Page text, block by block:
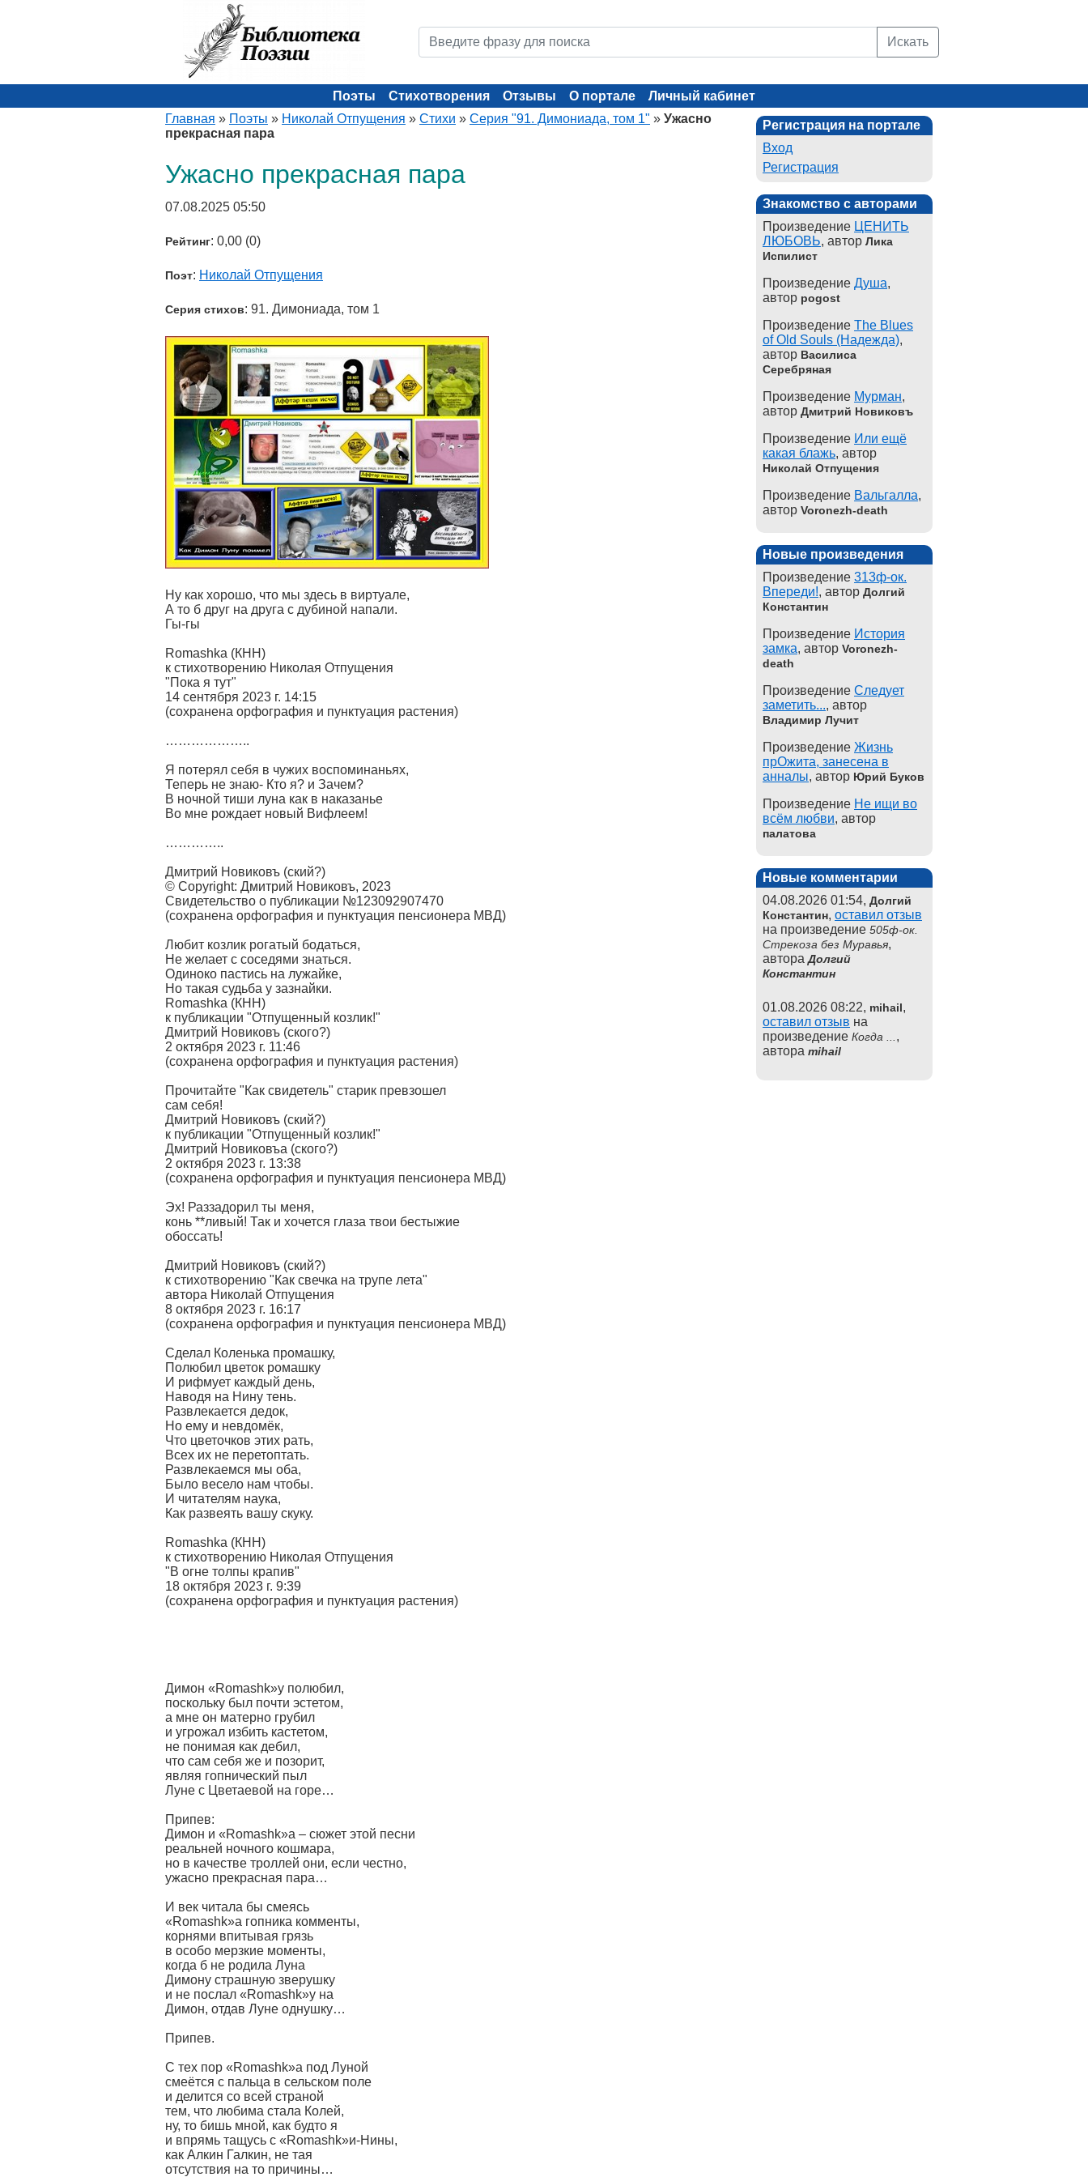
Искать
Поэты Стихотворения Отзывы О портале
Личный кабинет
Главная » Поэты » Николай Отпущения » Стихи » Серия "91. Димониада, том 1" » Ужасно
прекрасная пара
Ужасно прекрасная пара
07.08.2025 05:50
Рейтинг: 0,00 (0)
Поэт: Николай Отпущения
Серия стихов: 91. Димониада, том 1
Ну как хорошо, что мы здесь в виртуале,
А то б друг на друга с дубиной напали.
Гы-гы
Romashka (КНН)
к стихотворению Николая Отпущения
"Пока я тут"
14 сентября 2023 г. 14:15
(сохранена орфография и пунктуация растения)
………………..
Я потерял себя в чужих воспоминаньях,
Теперь не знаю- Кто я? и Зачем?
В ночной тиши луна как в наказанье
Во мне рождает новый Вифлеем!
…………..
Дмитрий Новиковъ (ский?)
© Copyright: Дмитрий Новиковъ, 2023
Свидетельство о публикации №123092907470
(сохранена орфография и пунктуация пенсионера МВД)
Любит козлик рогатый бодаться,
Не желает с соседями знаться.
Одиноко пастись на лужайке,
Но такая судьба у зазнайки.
Romashka (КНН)
к публикации "Отпущенный козлик!"
Дмитрий Новиковъ (ского?)
2 октября 2023 г. 11:46
(сохранена орфография и пунктуация растения)
Прочитайте "Как свидетель" старик превзошел
сам себя!
Дмитрий Новиковъ (ский?)
к публикации "Отпущенный козлик!"
Дмитрий Новиковъа (ского?)
2 октября 2023 г. 13:38
(сохранена орфография и пунктуация пенсионера МВД)
Эх! Раззадорил ты меня,
конь **ливый! Так и хочется глаза твои бестыжие
обоссать!
Дмитрий Новиковъ (ский?)
к стихотворению "Как свечка на трупе лета"
автора Николай Отпущения
8 октября 2023 г. 16:17
(сохранена орфография и пунктуация пенсионера МВД)
Сделал Коленька промашку,
Полюбил цветок ромашку
И рифмует каждый день,
Наводя на Нину тень.
Развлекается дедок,
Но ему и невдомёк,
Что цветочков этих рать,
Всех их не перетоптать.
Развлекаемся мы оба,
Было весело нам чтобы.
И читателям наука,
Как развеять вашу скуку.
Romashka (КНН)
к стихотворению Николая Отпущения
"В огне толпы крапив"
18 октября 2023 г. 9:39
(сохранена орфография и пунктуация растения)
Димон «Romashk»у полюбил,
поскольку был почти эстетом,
а мне он матерно грубил
и угрожал избить кастетом,
не понимая как дебил,
что сам себя же и позорит,
являя гопнический пыл
Луне с Цветаевой на горе…
Припев:
Димон и «Romashk»а – сюжет этой песни
реальней ночного кошмара,
но в качестве троллей они, если честно,
ужасно прекрасная пара…
И век читала бы смеясь
«Romashk»а гопника комменты,
корнями впитывая грязь
в особо мерзкие моменты,
когда б не родила Луна
Димону страшную зверушку
и не послал «Romashk»у на
Димон, отдав Луне однушку…
Припев.
С тех пор «Romashk»а под Луной
смеётся с пальца в сельском поле
и делится со всей страной
тем, что любима стала Колей,
ну, то бишь мной, как будто я
и впрямь тащусь с «Romashk»и-Нины,
как Алкин Галкин, не тая
отсутствия на то причины…
Регистрация на портале
Вход
Регистрация
Знакомство с авторами
Произведение ЦЕНИТЬ
ЛЮБОВЬ, автор Лика
Испилист
Произведение Душа,
автор pogost
Произведение The Blues
of Old Souls (Надежда),
автор Василиса
Серебряная
Произведение Мурман,
автор Дмитрий Новиковъ
Произведение Или ещё
какая блажь, автор
Николай Отпущения
Произведение Вальгалла,
автор Voronezh-death
Новые произведения
Произведение 313ф-ок.
Впереди!, автор Долгий
Константин
Произведение История
замка, автор Voronezh-
death
Произведение Следует
заметить..., автор
Владимир Лучит
Произведение Жизнь
прОжита, занесена в
анналы, автор Юрий Буков
Произведение Не ищи во
всём любви, автор
палатова
Новые комментарии
04.08.2026 01:54, Долгий
Константин, оставил отзыв
на произведение 505ф-ок.
Стрекоза без Муравья,
автораДолгий
Константин
01.08.2026 08:22, mihail,
оставил отзыв на
произведение Когда ... ,
автора mihail